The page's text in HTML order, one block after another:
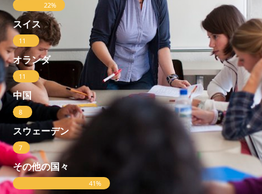
22%
スイス
11
%
オランダ
11
%
中国
8
%
スウェーデン
7
%
その他の国々
41%